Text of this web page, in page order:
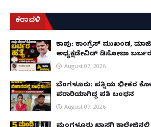
ಕರಾವಳಿ
ಕಾಪು: ಕಾಂಗ್ರೆಸ್ ಮುಖಂಡ, ಮಾಜಿ
ಅಧ್ಯಕ್ಷಡೇವಿಡ್ ಡಿಸೋಜಾ
August 07, 2026
ಬೆಂಗಳೂರು: ಪತ್ನಿಯ ಭೀಕರ
ಪರಾರಿಯಾಗಿದ್ದ ಪತಿ ಬಂಧನ
August 07, 2026